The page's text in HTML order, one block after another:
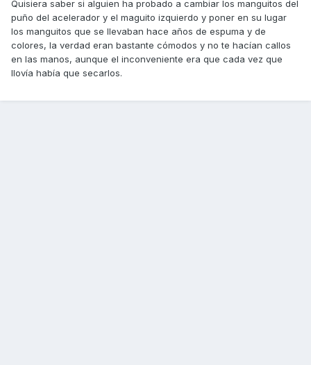
Quisiera saber si alguien ha probado a cambiar los manguitos del
puño del acelerador y el maguito izquierdo y poner en su lugar
los manguitos que se llevaban hace años de espuma y de
colores, la verdad eran bastante cómodos y no te hacían callos
en las manos, aunque el inconveniente era que cada vez que
llovía había que secarlos.